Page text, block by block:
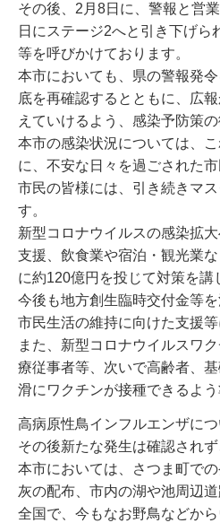
その後、2月8日に、警報と営
日にステージ2へと引き下げ
等を呼びかけております。
本市においても、県の警報発
底を再確認するとともに、広
えていけるよう、感染予防策
本市の感染状況については、
に、不安な日々を過ごされた
市民の皆様には、引き続きマ
す。
新型コロナウイルスの感染拡
支援、飲食業や宿泊・観光業
に約120億円を投じて対策を講
今後も地方創生臨時交付金等
市民生活の維持に向けた支援
また、新型コロナウイルスワ
療従事者等、次いで高齢者、
滑にワクチンが接種できるよ
高病原性鳥インフルエンザに
その後新たな発生は確認され
本市においては、さつま町で
灰の配布、市内の湖や池周辺
全国で、今もなお野鳥などか